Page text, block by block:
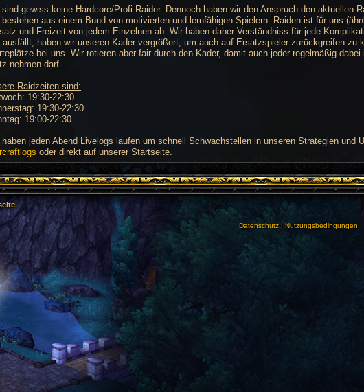
sind gewiss keine Hardcore/Profi-Raider. Dennoch haben wir den Anspruch den aktuellen
bestehen aus einem Bund von motivierten und lernfähigen Spielern. Raiden ist für uns
und Freizeit von jedem Einzelnen ab. Wir haben daher Verständniss für jede
ausfällt, haben wir unseren Kader vergrößert, um auch auf Ersatzspieler zurückgreifen
bei uns. Wir rotieren aber fair durch den Kader, damit auch jeder regelmäßig
nehmen darf.
Raidzeiten sind:
19:30-22:30
19:30-22:30
19:00-22:30
haben jeden Abend Livelogs laufen um schnell Schwachstellen in unseren Strategien
oder direkt auf unserer Startseite.
Datenschutz| Nutzungsbedingungen